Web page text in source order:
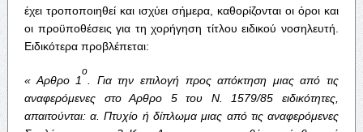
έχει τροποποιηθεί και ισχύει σήμερα, καθορίζονται οι όροι και
οι προϋποθέσεις για τη χορήγηση τίτλου ειδικού νοσηλευτή.
Ειδικότερα προβλέπεται:
« Αρθρο1
ο
Για την επιλογή προς απόκτηση μιας από τις
αναφερόμενες
στο Αρθρο 5του Ν. 1579/85ειδικότητες
απαιτούνται:α .Πτυχίο ή δίπλωμα μιας από τις αναφερόμενες